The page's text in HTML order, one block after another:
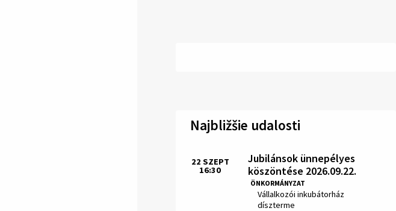
Najbližšie udalosti
Jubilánsok ünnepélyes
köszöntése 2026.09.22.
ÖNKORMÁNYZAT
Hely:
Vállalkozói inkubátorház
díszterme
Idő:
22 SZEPT
16:30